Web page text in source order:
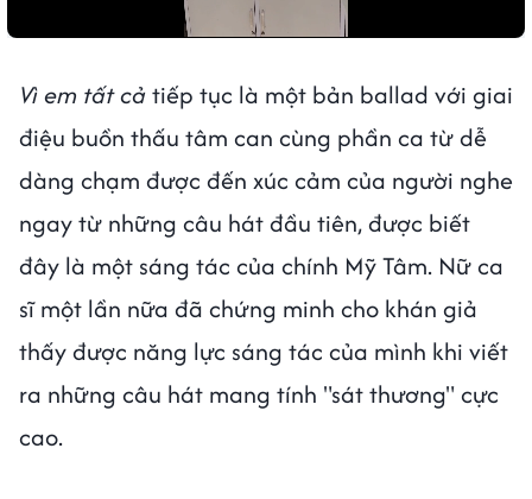
Vì em tất cảtiếp tục là một bản ballad với giai
điệu buồn thấu tâm can cùng phần ca từ dễ
dàng chạm được đến xúc cảm của người nghe
ngay từ những câu hát đầu tiên, được biết
đây là một sáng tác của chính Mỹ Tâm. Nữ ca
sĩ một lần nữa đã chứng minh cho khán giả
thấy được năng lực sáng tác của mình khi viết
ra những câu hát mang tính "sát thương" cực
cao.